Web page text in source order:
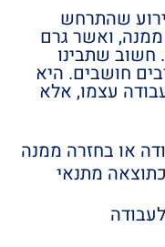
שהתרחש
ואשר גרם
חשוב שתבינו
חושבים. היא
עצמו, אלא
או בחזרה ממנה
מתנאי